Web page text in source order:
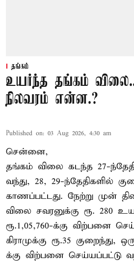
தங்கம்
உயர்ந்த தங்கம்
நிலவரம் என்ன.?
Published on: 03 Aug 2026, 4:30 am
சென்னை,
தங்கம் விலை கடந்த 27-
வந்து, 28, 29-ந்தேதிகளில்
காணப்பட்டது. நேற்று முன்
விலை சவரனுக்கு ரூ. 280
ரூ.1,05,760-க்கு விற்பனை
கிராமுக்கு ரூ.35 குறைந்து,
க்கு விற்பனை செய்யப்பட்டு